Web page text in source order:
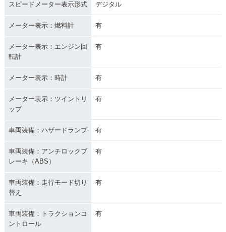
スピードメーター表示形式 デジタル
メーター表示：燃料計 有
メーター表示：エンジン回
転計
有
メーター表示：時計 有
メーター表示：ツイントリ
ップ
有
車両装備：ハザードランプ 有
車両装備：アンチロックブ
レーキ（ABS）
有
車両装備：走行モード切り
替え
有
車両装備：トラクションコ
ントロール
有